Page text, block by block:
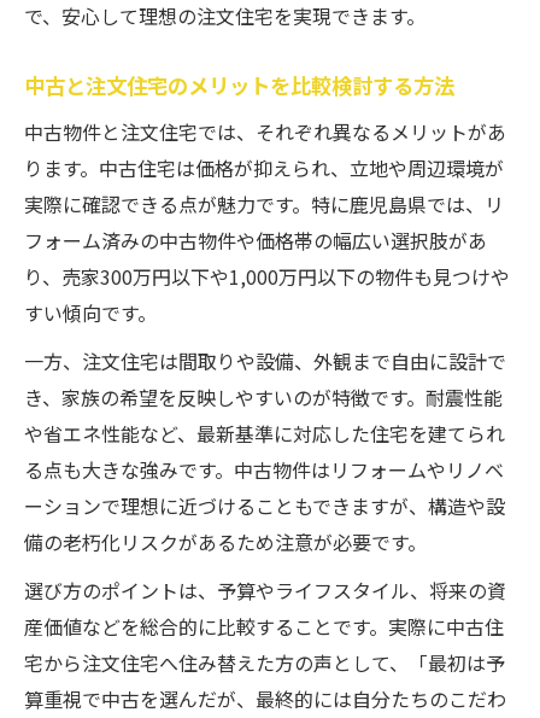
リフォーム済み住宅購入時の注意点と対策
注文住宅を予算内で建てるための工夫と実
践法
中古と注文住宅を組み合わせた費用削減術
格安物件活用で叶える注文住宅の新提案
注文住宅のコスト最適化のポイントを紹介
予算重視で選ぶ注文住宅と中古住宅の選択
住まい選びに必要な耐震性能の知識
注文住宅と中古住宅の耐震性能を理解する
耐震性を重視した注文住宅の選び方の基本
中古物件購入時に確認したい耐震診断の要
点
リフォーム済み物件の耐震補強のチェック
法
注文住宅で実現する安心の耐震設計とは
長期優良住宅に注目した賢い家探し
で、安心して理想の注文住宅を実現できます。
中古と注文住宅のメリットを比較検討する方法
中古物件と注文住宅では、それぞれ異なるメリットがあ
ります。中古住宅は価格が抑えられ、立地や周辺環境が
実際に確認できる点が魅力です。特に鹿児島県では、リ
フォーム済みの中古物件や価格帯の幅広い選択肢があ
り、売家300万円以下や1,000万円以下の物件も見つけや
すい傾向です。
一方、注文住宅は間取りや設備、外観まで自由に設計で
き、家族の希望を反映しやすいのが特徴です。耐震性能
や省エネ性能など、最新基準に対応した住宅を建てられ
る点も大きな強みです。中古物件はリフォームやリノベ
ーションで理想に近づけることもできますが、構造や設
備の老朽化リスクがあるため注意が必要です。
選び方のポイントは、予算やライフスタイル、将来の資
産価値などを総合的に比較することです。実際に中古住
宅から注文住宅へ住み替えた方の声として、「最初は予
算重視で中古を選んだが、最終的には自分たちのこだわ